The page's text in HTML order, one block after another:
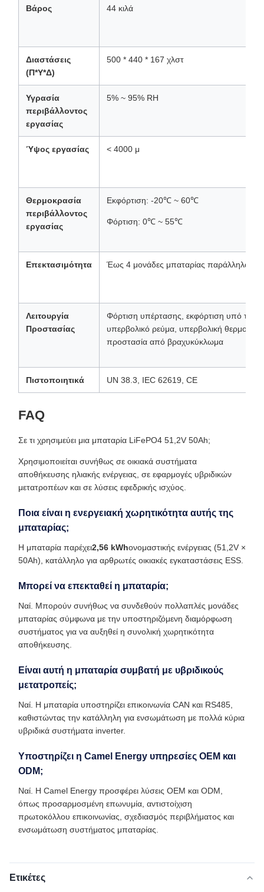
Βάρος 44 κιλά
Διαστάσεις
(Π*Υ*Δ)
500 * 440 * 167 χλστ
Υγρασία
περιβάλλοντος
εργασίας
5% ~ 95% RH
Ύψος εργασίας < 4000 μ
Θερμοκρασία
περιβάλλοντος
εργασίας
Εκφόρτιση: -20℃ ~ 60℃
Φόρτιση: 0℃ ~ 55℃
Επεκτασιμότητα Έως 4 μονάδες μπαταρίας παράλληλα
Λειτουργία
Προστασίας
Φόρτιση υπέρτασης, εκφόρτιση υπό τάση,
υπερβολικό ρεύμα, υπερβολική
προστασία από βραχυκύκλωμα
Πιστοποιητικά UN 38.3, IEC 62619, CE
FAQ
Σε τι χρησιμεύει μια μπαταρία LiFePO4 51,2V 50Ah;
Χρησιμοποιείται συνήθως σε οικιακά συστήματα
αποθήκευσης ηλιακής ενέργειας, σε εφαρμογές υβριδικών
μετατροπέων και σε λύσεις εφεδρικής ισχύος.
Ποια είναι η ενεργειακή χωρητικότητα αυτής της
μπαταρίας;
Η μπαταρία παρέχει2,56 kWhονομαστικής ενέργειας (51,2V ×
50Ah), κατάλληλο για αρθρωτές οικιακές εγκαταστάσεις ESS.
Μπορεί να επεκταθεί η μπαταρία;
Ναί. Μπορούν συνήθως να συνδεθούν πολλαπλές μονάδες
μπαταρίας σύμφωνα με την υποστηριζόμενη διαμόρφωση
συστήματος για να αυξηθεί η συνολική χωρητικότητα
αποθήκευσης.
Είναι αυτή η μπαταρία συμβατή με υβριδικούς
μετατροπείς;
Ναί. Η μπαταρία υποστηρίζει επικοινωνία CAN και RS485,
καθιστώντας την κατάλληλη για ενσωμάτωση με πολλά κύρια
υβριδικά συστήματα inverter.
Υποστηρίζει η Camel Energy υπηρεσίες OEM και
ODM;
Ναί. Η Camel Energy προσφέρει λύσεις OEM και ODM,
όπως προσαρμοσμένη επωνυμία, αντιστοίχιση
πρωτοκόλλου επικοινωνίας, σχεδιασμός περιβλήματος και
ενσωμάτωση συστήματος μπαταρίας.
Ετικέτες